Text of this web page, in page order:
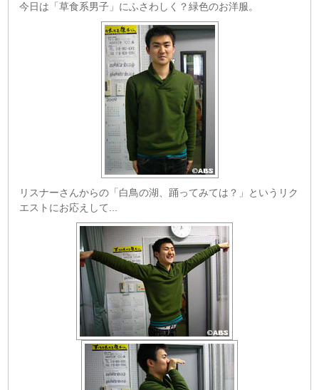
今日は「草食系男子」にふさわしく？緑色のお洋服。
リスナーさんからの「白鳥の湖、踊ってみては？」というリク
エストにお応えして...